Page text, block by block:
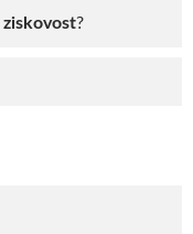
?